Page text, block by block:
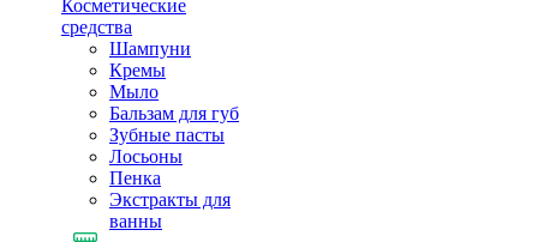
Косметические
средства
Шампуни
Кремы
Мыло
Бальзам для губ
Зубные пасты
Лосьоны
Пенка
Экстракты для
ванны